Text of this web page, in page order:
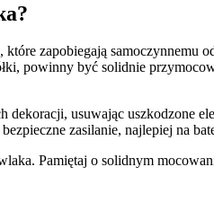
zapobiegają samoczynnemu
powinny być solidnie
usuwając uszkodzone
zasilanie, najlepiej na
Pamiętaj o solidnym